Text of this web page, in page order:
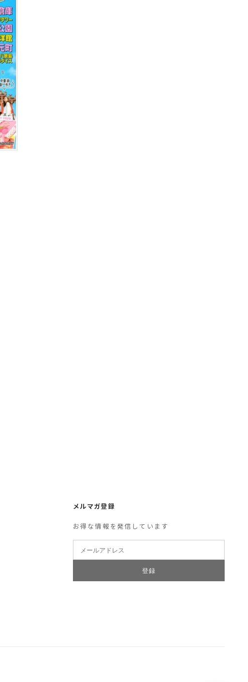
メルマガ登録
お得な情報を発信しています
登録